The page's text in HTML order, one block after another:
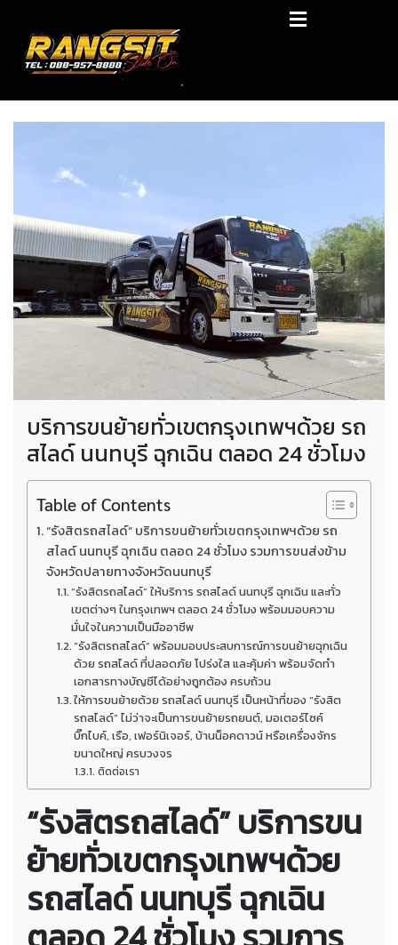
content
RANGSIT SlideON
รถยก168 รถสไลด์รังสิต รถสไลด์ ราคาถูก
บริการขนย้ายทั่วเขตกรุงเทพฯด้วย รถ
สไลด์ นนทบุรี ฉุกเฉิน ตลอด 24 ชั่วโมง
Table of Contents
“รังสิตรถสไลด์” บริการขนย้ายทั่วเขตกรุงเทพฯด้วย รถ
สไลด์ นนทบุรี ฉุกเฉิน ตลอด 24 ชั่วโมง รวมการขนส่งข้าม
จังหวัดปลายทางจังหวัดนนทบุรี
“รังสิตรถสไลด์” ให้บริการ รถสไลด์ นนทบุรี ฉุกเฉิน และทั่ว
เขตต่างๆ ในกรุงเทพฯ ตลอด 24 ชั่วโมง พร้อมมอบความ
มั่นใจในความเป็นมืออาชีพ
“รังสิตรถสไลด์” พร้อมมอบประสบการณ์การขนย้ายฉุกเฉิน
ด้วย รถสไลด์ ที่ปลอดภัย โปร่งใส และคุ้มค่า พร้อมจัดทำ
เอกสารทางบัญชีได้อย่างถูกต้อง ครบถ้วน
ให้การขนย้ายด้วย รถสไลด์ นนทบุรี เป็นหน้าที่ของ “รังสิต
รถสไลด์” ไม่ว่าจะเป็นการขนย้ายรถยนต์, มอเตอร์ไซค์
บิ๊กไบค์, เรือ, เฟอร์นิเจอร์, บ้านน็อคดาวน์ หรือเครื่องจักร
ขนาดใหญ่ ครบวงจร
ติดต่อเรา
“รังสิตรถสไลด์” บริการขน
ย้ายทั่วเขตกรุงเทพฯด้วย
รถสไลด์ นนทบุรี ฉุกเฉิน